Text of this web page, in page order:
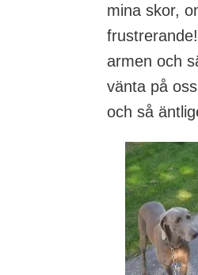
mina skor,
armen och
vänta på
och så